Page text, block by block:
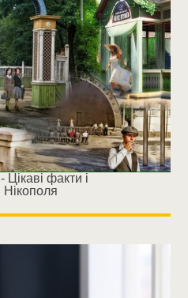
Цікаві факти і
Нікополя